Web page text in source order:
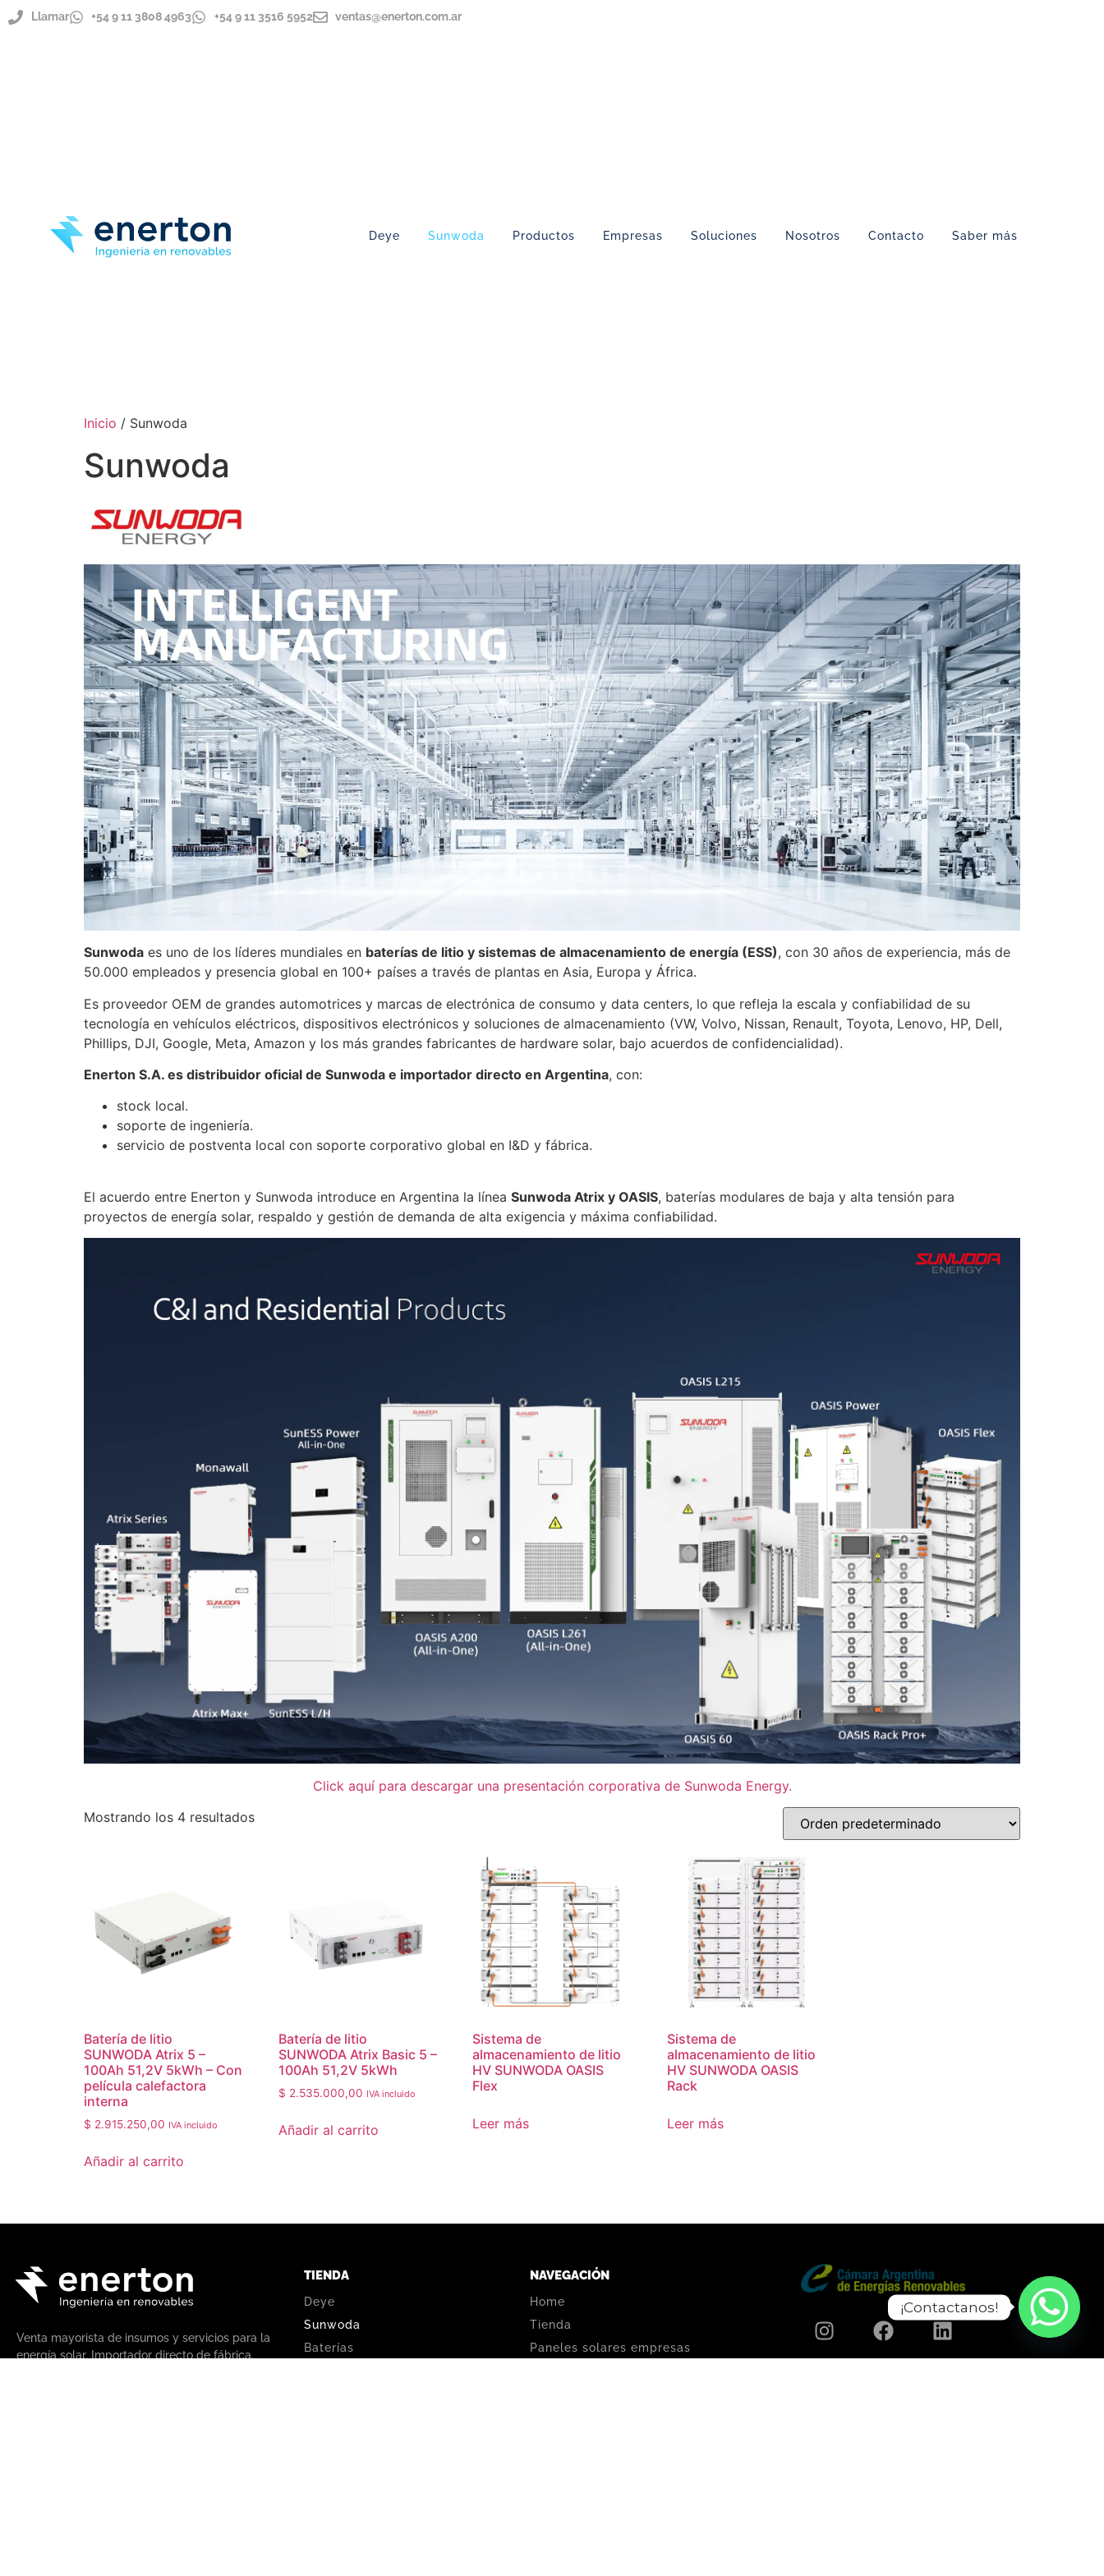
Llamar +54 9 11 3808 4963 +54 9 11 3516 5952 ventas@enerton.com.ar
Deye Sunwoda Productos Empresas Soluciones Nosotros Contacto Saber más
Inicio / Sunwoda
Sunwoda
Sunwoda es uno de los líderes mundiales en baterías de litio y sistemas de almacenamiento de energía (ESS), con 30 años de experiencia, más de
50.000 empleados y presencia global en 100+ países a través de plantas en Asia, Europa y África.
Es proveedor OEM de grandes automotrices y marcas de electrónica de consumo y data centers, lo que refleja la escala y confiabilidad de su
tecnología en vehículos eléctricos, dispositivos electrónicos y soluciones de almacenamiento (VW, Volvo, Nissan, Renault, Toyota, Lenovo, HP, Dell,
Phillips, DJI, Google, Meta, Amazon y los más grandes fabricantes de hardware solar, bajo acuerdos de confidencialidad).
Enerton S.A. es distribuidor oficial de Sunwoda e importador directo en Argentina, con:
stock local.
soporte de ingeniería.
servicio de postventa local con soporte corporativo global en I&D y fábrica.
El acuerdo entre Enerton y Sunwoda introduce en Argentina la línea Sunwoda Atrix y OASIS, baterías modulares de baja y alta tensión para
proyectos de energía solar, respaldo y gestión de demanda de alta exigencia y máxima confiabilidad.
Click aquí para descargar una presentación corporativa de Sunwoda Energy.
Mostrando los 4 resultados
Batería de litio
SUNWODA Atrix 5 –
100Ah 51,2V 5kWh – Con
película calefactora
interna
$ 2.915.250,00 IVA incluido
Añadir al carrito
Batería de litio
SUNWODA Atrix Basic 5 –
100Ah 51,2V 5kWh
$ 2.535.000,00 IVA incluido
Añadir al carrito
Sistema de
almacenamiento de litio
HV SUNWODA OASIS
Flex
Leer más
Sistema de
almacenamiento de litio
HV SUNWODA OASIS
Rack
Leer más
Venta mayorista de insumos y servicios para la
energía solar. Importador directo de fábrica.
TIENDA
Deye
Sunwoda
Baterías
NAVEGACIÓN
Home
Tienda
Paneles solares empresas
¡Contactanos!